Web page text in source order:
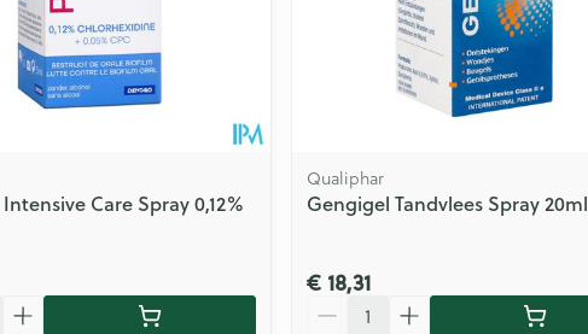
Care Spray 0,12%
Qualiphar
Gengigel Tandvlees Spray 20ml
€ 18,31